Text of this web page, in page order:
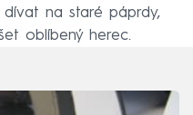
na staré páprdy,
oblíbený herec.